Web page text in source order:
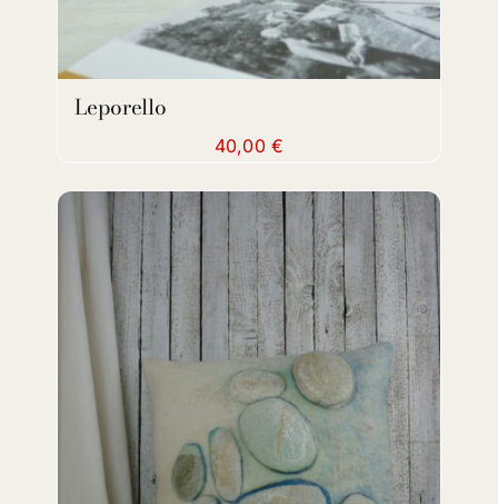
Leporello
40,00€
ADD TO CART DETAILS